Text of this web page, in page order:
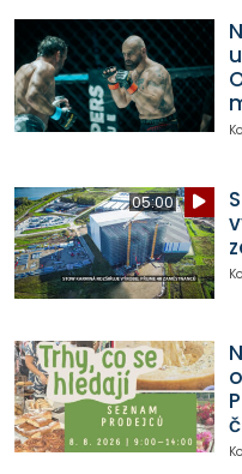
05:00